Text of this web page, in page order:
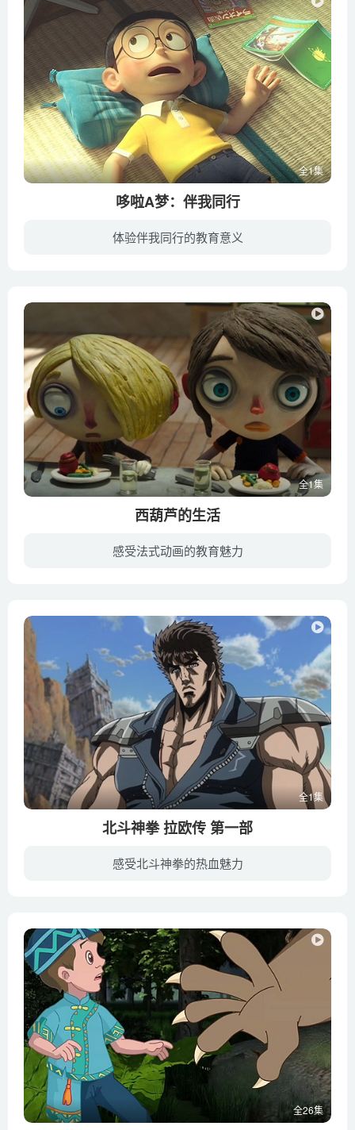
全1集
哆啦A梦：伴我同行
体验伴我同行的教育意义
全1集
西葫芦的生活
感受法式动画的教育魅力
全1集
北斗神拳 拉欧传 第一部
感受北斗神拳的热血魅力
全26集